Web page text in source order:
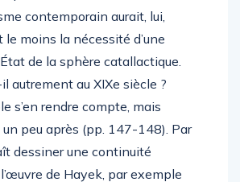
exclurait l’État, alors
contemporain aurait, lui,
le moins la nécessité d’une
de la sphère catallactique.
autrement au XIXe siècle ?
s’en rendre compte, mais
peu après (pp. 147-148). Par
dessiner une continuité